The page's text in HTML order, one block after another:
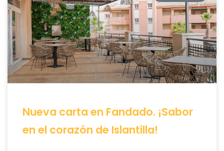
Nueva carta en Fandado. ¡Sabor
en el corazón de Islantilla!